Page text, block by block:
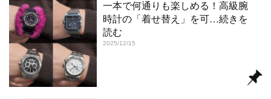
一本で何通りも楽しめる！高級腕
時計の「着せ替え」を可…続きを
読む
2025/12/15